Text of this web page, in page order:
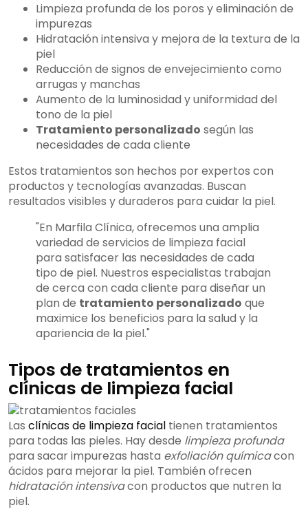
Limpieza profunda de los poros y eliminación de
impurezas
Hidratación intensiva y mejora de la textura de la
piel
Reducción de signos de envejecimiento como
arrugas y manchas
Aumento de la luminosidad y uniformidad del
tono de la piel
Tratamiento personalizado según las
necesidades de cada cliente
Estos tratamientos son hechos por expertos con
productos y tecnologías avanzadas. Buscan
resultados visibles y duraderos para cuidar la piel.
"En Marfila Clínica, ofrecemos una amplia
variedad de servicios de limpieza facial
para satisfacer las necesidades de cada
tipo de piel. Nuestros especialistas trabajan
de cerca con cada cliente para diseñar un
plan de tratamiento personalizado que
maximice los beneficios para la salud y la
apariencia de la piel."
Tipos de tratamientos en
clínicas de limpieza facial
Las clínicas de limpieza facial tienen tratamientos
para todas las pieles. Hay desde limpieza profunda
para sacar impurezas hasta exfoliación químicacon
ácidos para mejorar la piel. También ofrecen
hidratación intensivacon productos que nutren la
piel.